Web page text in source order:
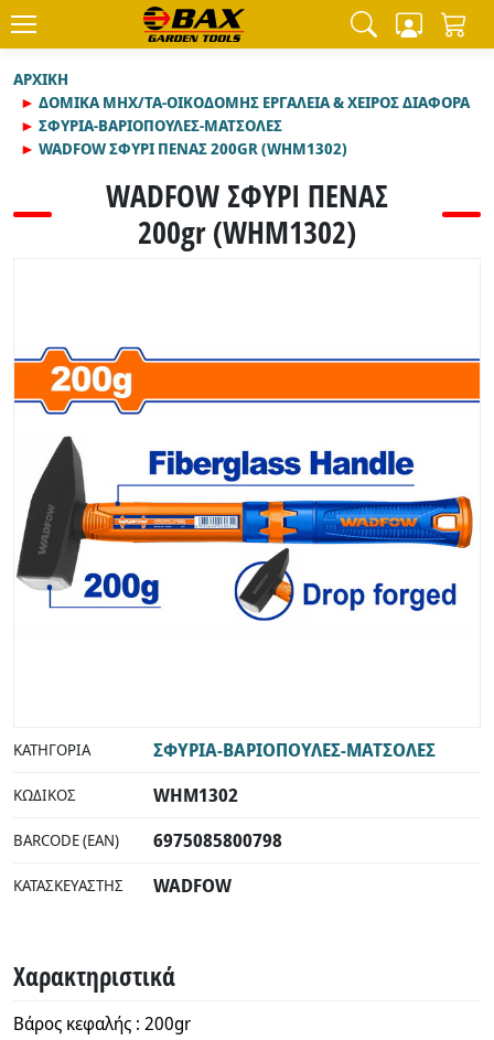
ΑΡΧΙΚΉ
ΔΟΜΙΚΑ ΜΗΧ/ΤΑ-ΟΙΚΟΔΟΜΗΣ ΕΡΓΑΛΕΙΑ & ΧΕΙΡΟΣ ΔΙΑΦΟΡΑ
ΣΦΥΡΙΑ-ΒΑΡΙΟΠΟΥΛΕΣ-ΜΑΤΣΟΛΕΣ
WADFOW ΣΦΥΡΙ ΠΕΝΑΣ 200GR (WHM1302)
WADFOW ΣΦΥΡΙ ΠΕΝΑΣ
200gr (WHM1302)
ΚΑΤΗΓΟΡΊΑ ΣΦΥΡΙΑ-ΒΑΡΙΟΠΟΥΛΕΣ-ΜΑΤΣΟΛΕΣ
ΚΩΔΙΚΌΣ WHM1302
BARCODE (EAN) 6975085800798
ΚΑΤΑΣΚΕΥΑΣΤΉΣ WADFOW
Χαρακτηριστικά
Βάρος κεφαλής : 200gr